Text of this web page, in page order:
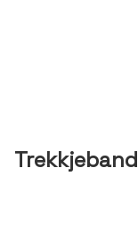
Trekkjeband